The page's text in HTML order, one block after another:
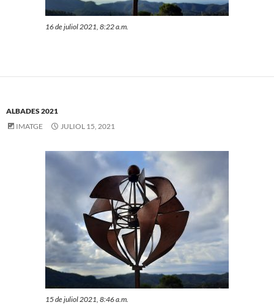
16 de juliol 2021, 8:22 a.m.
ALBADES 2021
IMATGE
JULIOL 15, 2021
15 de juliol 2021, 8:46 a.m.